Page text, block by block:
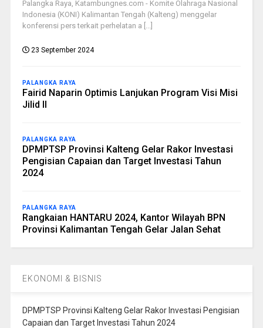
Palangka Raya, Katambungnes.com - Komite Olahraga Nasional
Indonesia (KONI) Kalimantan Tengah (Kalteng) menggelar
konferensi pers terkait perhelatan a [...]
23 September 2024
PALANGKA RAYA
Fairid Naparin Optimis Lanjukan Program Visi Misi
Jilid II
PALANGKA RAYA
DPMPTSP Provinsi Kalteng Gelar Rakor Investasi
Pengisian Capaian dan Target Investasi Tahun
2024
PALANGKA RAYA
Rangkaian HANTARU 2024, Kantor Wilayah BPN
Provinsi Kalimantan Tengah Gelar Jalan Sehat
EKONOMI & BISNIS
DPMPTSP Provinsi Kalteng Gelar Rakor Investasi Pengisian
Capaian dan Target Investasi Tahun 2024